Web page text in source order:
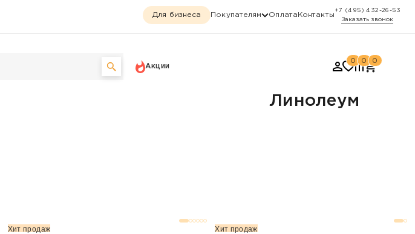
Для бизнеса Покупателям Оплата Контакты
+7 (495) 432-26-53
Заказать звонок
Акции
0 0 0
Линолеум
Хит продаж Хит продаж